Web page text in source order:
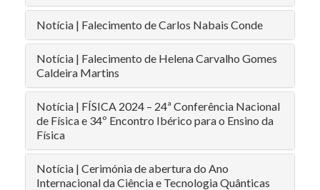
Notícia | Falecimento de Carlos Nabais Conde
Notícia | Falecimento de Helena Carvalho Gomes
Caldeira Martins
Notícia | FÍSICA 2024 – 24ª Conferência Nacional
de Física e 34º Encontro Ibérico para o Ensino da
Física
Notícia | Cerimónia de abertura do Ano
Internacional da Ciência e Tecnologia Quânticas